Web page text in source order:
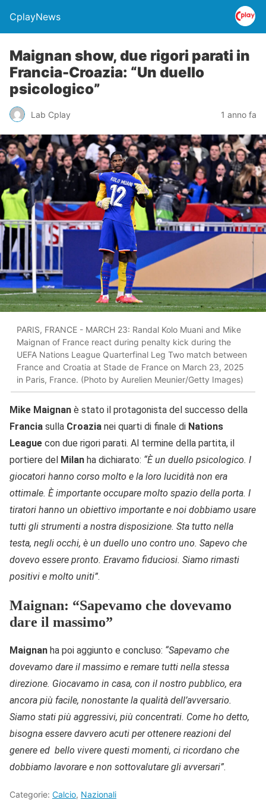
CplayNews
Maignan show, due rigori parati in
Francia-Croazia: “Un duello
psicologico”
Lab Cplay 1 anno fa
PARIS, FRANCE - MARCH 23: Randal Kolo Muani and Mike
Maignan of France react during penalty kick during the
UEFA Nations League Quarterfinal Leg Two match between
France and Croatia at Stade de France on March 23, 2025
in Paris, France. (Photo by Aurelien Meunier/Getty Images)
Mike Maignan è stato il protagonista del successo della
Francia sulla Croazia nei quarti di finale di Nations
League con due rigori parati. Al termine della partita, il
portiere del Milan ha dichiarato: “È un duello psicologico. I
giocatori hanno corso molto e la loro lucidità non era
ottimale. È importante occupare molto spazio della porta. I
tiratori hanno un obiettivo importante e noi dobbiamo usare
tutti gli strumenti a nostra disposizione. Sta tutto nella
testa, negli occhi, è un duello uno contro uno. Sapevo che
dovevo essere pronto. Eravamo fiduciosi. Siamo rimasti
positivi e molto uniti”.
Maignan: “Sapevamo che dovevamo
dare il massimo”
Maignan ha poi aggiunto e concluso: “Sapevamo che
dovevamo dare il massimo e remare tutti nella stessa
direzione. Giocavamo in casa, con il nostro pubblico, era
ancora più facile, nonostante la qualità dell’avversario.
Siamo stati più aggressivi, più concentrati. Come ho detto,
bisogna essere davvero acuti per ottenere reazioni del
genere ed bello vivere questi momenti, ci ricordano che
dobbiamo lavorare e non sottovalutare gli avversari”.
Categorie: Calcio, Nazionali